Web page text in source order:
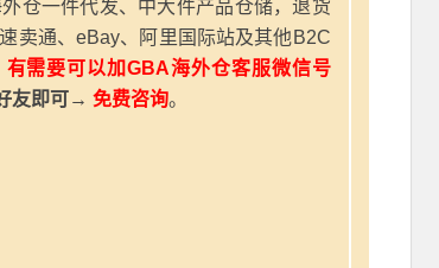
仓一件代发、中大件产品仓储，退货
卖通、eBay、阿里国际站及其他B2C
有需要可以加GBA海外仓客服微信号
友即可→ 免费咨询。